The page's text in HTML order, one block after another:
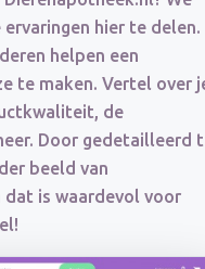
hier te delen.
helpen een
te maken. Vertel over
de
Door gedetailleerd
beeld van
dat is waardevol voor